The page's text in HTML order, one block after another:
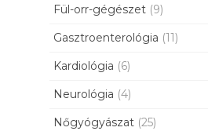
Fül-orr-gégészet (9)
Gasztroenterológia (11)
Kardiológia (6)
Neurológia (4)
Nőgyógyászat (25)